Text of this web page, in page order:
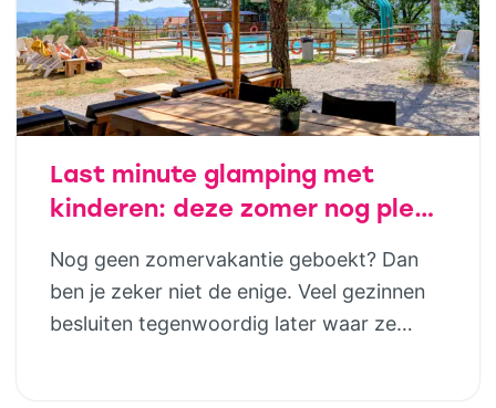
Last minute glamping met
kinderen: deze zomer nog plek
Vodatent en Tendi
Nog geen zomervakantie geboekt? Dan
ben je zeker niet de enige. Veel gezinnen
besluiten tegenwoordig later waar ze